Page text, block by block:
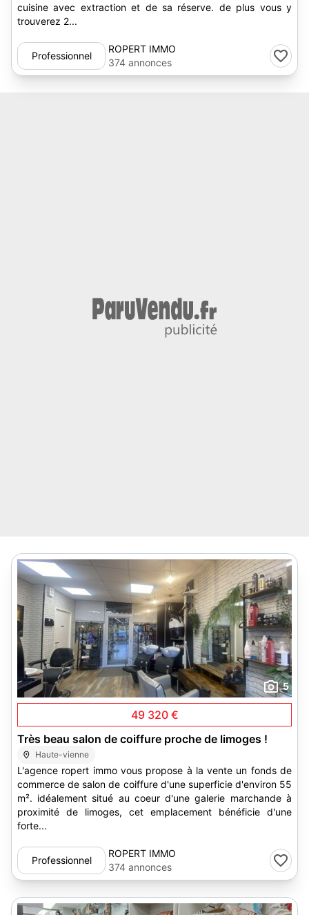
cuisine avec extraction et de sa réserve. de plus vous y
trouverez 2...
Professionnel
ROPERT IMMO
374 annonces
5
49 320 €
Très beau salon de coiffure proche de limoges !
Haute-vienne
L'agence ropert immo vous propose à la vente un fonds de
commerce de salon de coiffure d'une superficie d'environ 55
m². idéalement situé au coeur d'une galerie marchande à
proximité de limoges, cet emplacement bénéficie d'une
forte...
Professionnel
ROPERT IMMO
374 annonces